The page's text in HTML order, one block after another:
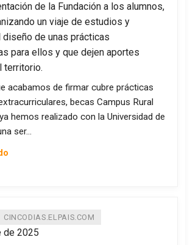
de la Fundación a los alumnos,
un viaje de estudios y
diseño de unas prácticas
para ellos y que dejen aportes
territorio.
acabamos de firmar cubre prácticas
becas Campus Rural
hemos realizado con la Universidad de
ser…
CINCODIAS.ELPAIS.COM
de 2025